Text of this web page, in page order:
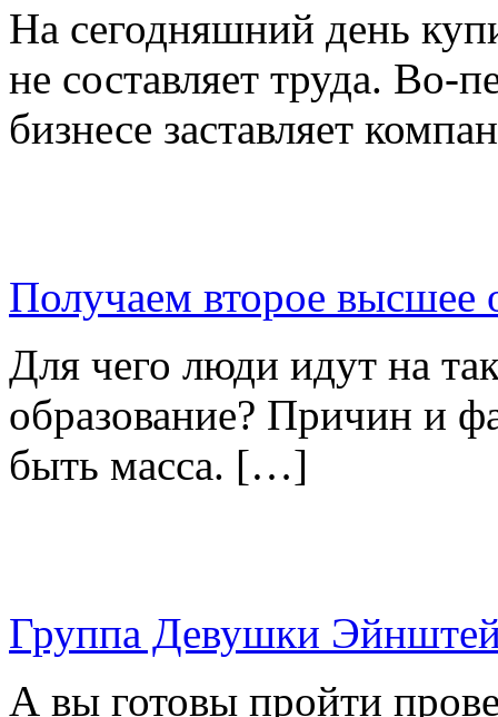
На сегодняшний день
не составляет труда. Во-
бизнесе заставляет
Получаем второе высшее
Для чего люди идут на
образование? Причин и
быть масса. […]
Группа Девушки
А вы готовы пройти